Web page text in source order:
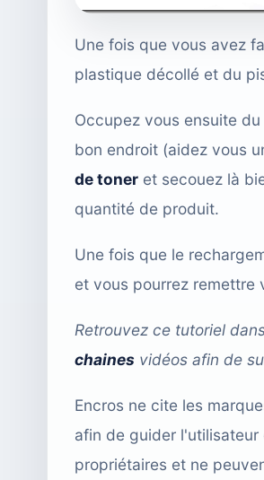
Une fois que vous avez
plastique décollé et du
Occupez vous ensuite
bon endroit (aidez vous
de toner et secouez là
quantité de produit.
Une fois que le
et vous pourrez remettre
Retrouvez ce tutoriel
chaines vidéos afin de
Encros ne cite les
afin de guider
propriétaires et ne